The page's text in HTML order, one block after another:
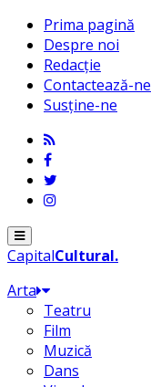
Prima pagină
Despre noi
Redacție
Contactează-ne
Susține-ne
Menu
CapitalCultural.
Arta
Teatru
Film
Muzică
Dans